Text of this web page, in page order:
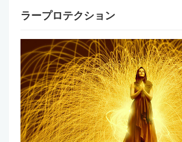
ラープロテクション